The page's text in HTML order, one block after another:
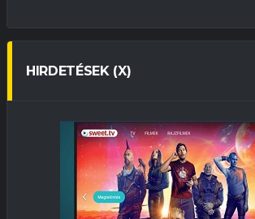
HIRDETÉSEK (X)